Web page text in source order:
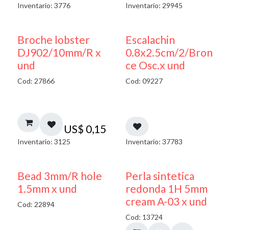
Inventario: 3776 Inventario: 29945
Broche lobster
DJ902/10mm/R x
und
Cod: 27866
US$ 0,15
Inventario: 3125
Escalachin
0.8x2.5cm/2/Bron
ce Osc.x und
Cod: 09227
Inventario: 37783
Bead 3mm/R hole
1.5mm x und
Cod: 22894
Perla sintetica
redonda 1H 5mm
cream A-03 x und
Cod: 13724